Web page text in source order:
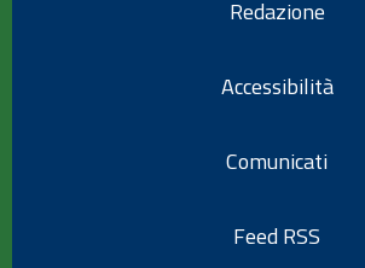
Redazione
Accessibilità
Comunicati
Feed RSS